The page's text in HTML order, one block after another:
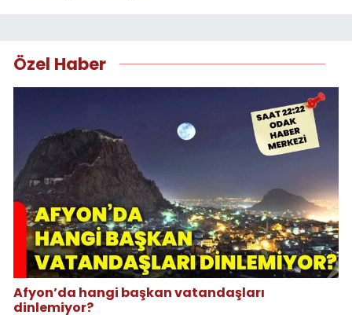
Özel Haber
Afyon’da hangi başkan vatandaşları
dinlemiyor?